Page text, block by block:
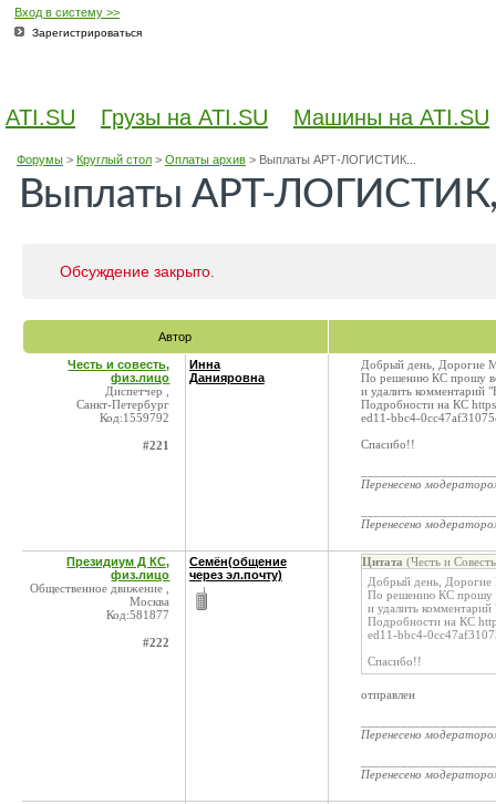
Вход в систему >>
Зарегистрироваться
ATI.SU Грузы на ATI.SU Машины на ATI.SU
Форумы> Круглый стол> Оплаты архив> Выплаты АРТ-ЛОГИСТИК...
Выплаты АРТ-
Обсуждение закрыто.
Автор
Честь и совесть,
физ.лицо
Диспетчер ,
Санкт-Петербург
Код:1559792
#221
Инна
Данияровна
Добрый день, Дорогие
По решению КС прошу
и удалить комментарий
Подробности на КС
ed11-bbc4-
Спасибо!!
Перенесено
Перенесено
Президиум Д КС,
физ.лицо
Общественное движение ,
Москва
Код:581877
#222
Семён(общение
через эл.почту)
Цитата (Честь и
Добрый день,
По решению КС прошу
и удалить
Подробности на КС
ed11-bbc4-
Спасибо!!
отправлен
Перенесено
Перенесено